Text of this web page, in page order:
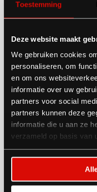
Toestemming
Deze website maakt
We gebruiken cookies
personaliseren, om
en om ons
informatie over uw
partners voor social
partners kunnen deze
informatie die u aan ze
verzameld op basis van
Logische
Gielissen
Die Dienstleistungen
Einklang mit denen von
Bereichen in den
Messepräsentationen
"Wir bauen für Marken,
dem Messeparkett, im
Veranstaltungen", sagt